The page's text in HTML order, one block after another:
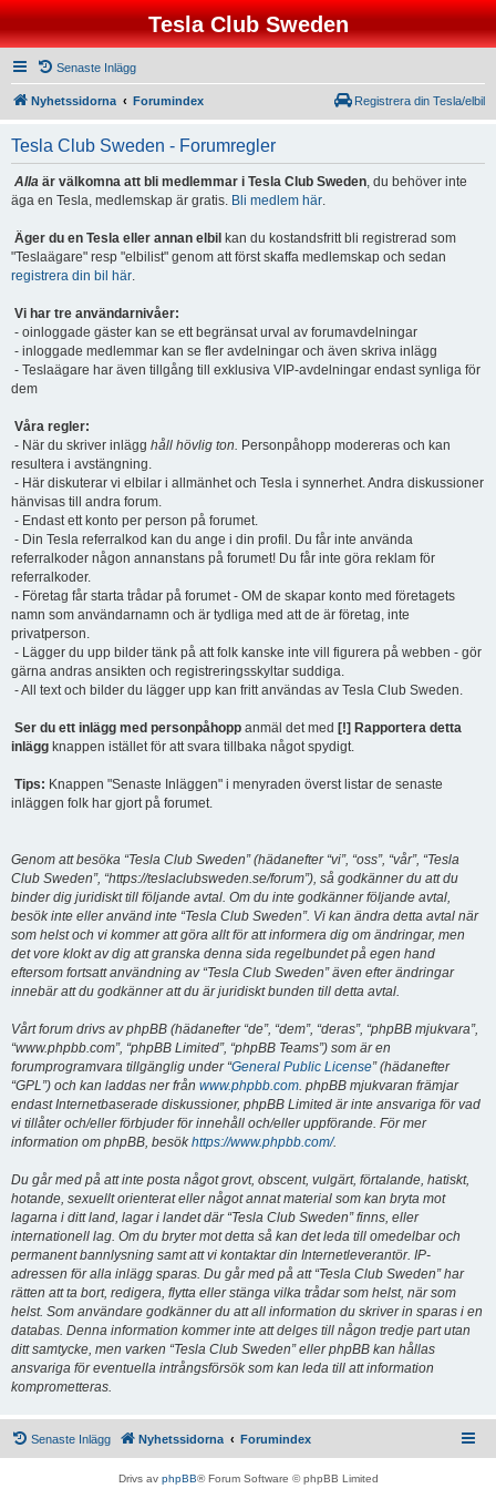
Tesla Club Sweden
Senaste Inlägg
Nyhetssidorna Forumindex Registrera din Tesla/elbil
Tesla Club Sweden - Forumregler
Alla är välkomna att bli medlemmar i Tesla Club Sweden, du behöver inte
äga en Tesla, medlemskap är gratis. Bli medlem här.
Äger du en Tesla eller annan elbil kan du kostandsfritt bli registrerad som
"Teslaägare" resp "elbilist" genom att först skaffa medlemskap och sedan
registrera din bil här.
Vi har tre användarnivåer:
- oinloggade gäster kan se ett begränsat urval av forumavdelningar
- inloggade medlemmar kan se fler avdelningar och även skriva inlägg
- Teslaägare har även tillgång till exklusiva VIP-avdelningar endast synliga för
dem
Våra regler:
- När du skriver inlägg håll hövlig ton. Personpåhopp modereras och kan
resultera i avstängning.
- Här diskuterar vi elbilar i allmänhet och Tesla i synnerhet. Andra diskussioner
hänvisas till andra forum.
- Endast ett konto per person på forumet.
- Din Tesla referralkod kan du ange i din profil. Du får inte använda
referralkoder någon annanstans på forumet! Du får inte göra reklam för
referralkoder.
- Företag får starta trådar på forumet - OM de skapar konto med företagets
namn som användarnamn och är tydliga med att de är företag, inte
privatperson.
- Lägger du upp bilder tänk på att folk kanske inte vill figurera på webben - gör
gärna andras ansikten och registreringsskyltar suddiga.
- All text och bilder du lägger upp kan fritt användas av Tesla Club Sweden.
Ser du ett inlägg med personpåhopp anmäl det med [!] Rapportera detta
inlägg knappen istället för att svara tillbaka något spydigt.
Tips: Knappen "Senaste Inläggen" i menyraden överst listar de senaste
inläggen folk har gjort på forumet.
Genom att besöka “Tesla Club Sweden” (hädanefter “vi”, “oss”, “vår”, “Tesla
Club Sweden”, “https://teslaclubsweden.se/forum”), så godkänner du att du
binder dig juridiskt till följande avtal. Om du inte godkänner följande avtal,
besök inte eller använd inte “Tesla Club Sweden”. Vi kan ändra detta avtal när
som helst och vi kommer att göra allt för att informera dig om ändringar, men
det vore klokt av dig att granska denna sida regelbundet på egen hand
eftersom fortsatt användning av “Tesla Club Sweden” även efter ändringar
innebär att du godkänner att du är juridiskt bunden till detta avtal.
Vårt forum drivs av phpBB (hädanefter “de”, “dem”, “deras”, “phpBB mjukvara”,
“www.phpbb.com”, “phpBB Limited”, “phpBB Teams”) som är en
forumprogramvara tillgänglig under “General Public License” (hädanefter
“GPL”) och kan laddas ner från www.phpbb.com. phpBB mjukvaran främjar
endast Internetbaserade diskussioner, phpBB Limited är inte ansvariga för vad
vi tillåter och/eller förbjuder för innehåll och/eller uppförande. För mer
information om phpBB, besökhttps://www.phpbb.com/.
Du går med på att inte posta något grovt, obscent, vulgärt, förtalande, hatiskt,
hotande, sexuellt orienterat eller något annat material som kan bryta mot
lagarna i ditt land, lagar i landet där “Tesla Club Sweden” finns, eller
internationell lag. Om du bryter mot detta så kan det leda till omedelbar och
permanent bannlysning samt att vi kontaktar din Internetleverantör. IP-
adressen för alla inlägg sparas. Du går med på att “Tesla Club Sweden” har
rätten att ta bort, redigera, flytta eller stänga vilka trådar som helst, när som
helst. Som användare godkänner du att all information du skriver in sparas i en
databas. Denna information kommer inte att delges till någon tredje part utan
ditt samtycke, men varken “Tesla Club Sweden” eller phpBB kan hållas
ansvariga för eventuella intrångsförsök som kan leda till att information
komprometteras.
Senaste Inlägg Nyhetssidorna Forumindex
Drivs av phpBB® Forum Software © phpBB Limited